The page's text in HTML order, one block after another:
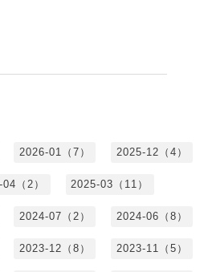
2026-01（7） 2025-12（4）
（2） 2025-03（11）
2024-07（2） 2024-06（8）
2023-12（8） 2023-11（5）